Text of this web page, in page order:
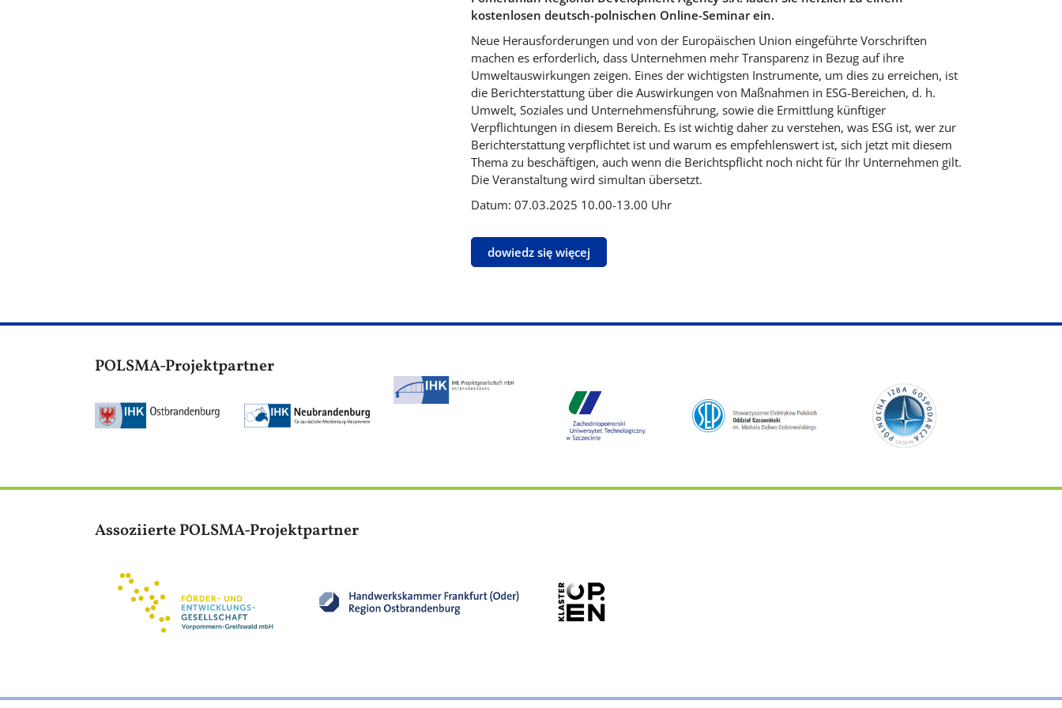
kostenlosen deutsch-polnischen Online-Seminar ein.
Neue Herausforderungen und von der Europäischen Union eingeführte Vorschriften
machen es erforderlich, dass Unternehmen mehr Transparenz in Bezug auf ihre
Umweltauswirkungen zeigen. Eines der wichtigsten Instrumente, um dies zu erreichen, ist
die Berichterstattung über die Auswirkungen von Maßnahmen in ESG-Bereichen, d. h.
Umwelt, Soziales und Unternehmensführung, sowie die Ermittlung künftiger
Verpflichtungen in diesem Bereich. Es ist wichtig daher zu verstehen, was ESG ist, wer zur
Berichterstattung verpflichtet ist und warum es empfehlenswert ist, sich jetzt mit diesem
Thema zu beschäftigen, auch wenn die Berichtspflicht noch nicht für Ihr Unternehmen gilt.
Die Veranstaltung wird simultan übersetzt.
Datum: 07.03.2025 10.00-13.00 Uhr
dowiedz się więcej
POLSMA-Projektpartner
Bild
Assoziierte POLSMA-Projektpartner